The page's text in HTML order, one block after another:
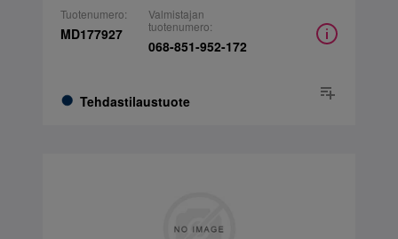
Tuotenumero:
MD177927
Tehdastilaustuote
Valmistajan
tuotenumero:
068-851-952-172